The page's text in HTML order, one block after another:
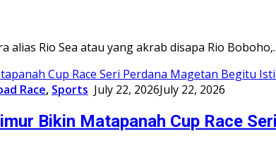
alias Rio Sea atau yang akrab disapa Rio
Race, Sports July 22, 2026July 22, 2026
Bikin Matapanah Cup Race